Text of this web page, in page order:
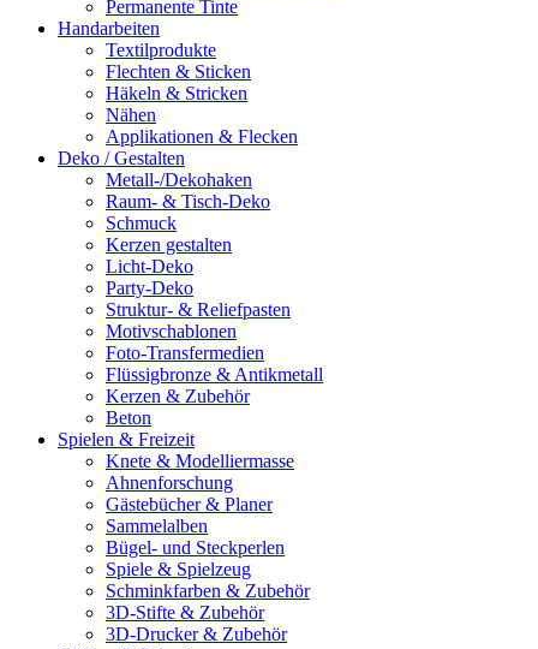
Permanente Tinte
Handarbeiten
Textilprodukte
Flechten & Sticken
Häkeln & Stricken
Nähen
Applikationen & Flecken
Deko / Gestalten
Metall-/Dekohaken
Raum- & Tisch-Deko
Schmuck
Kerzen gestalten
Licht-Deko
Party-Deko
Struktur- & Reliefpasten
Motivschablonen
Foto-Transfermedien
Flüssigbronze & Antikmetall
Kerzen & Zubehör
Beton
Spielen & Freizeit
Knete & Modelliermasse
Ahnenforschung
Gästebücher & Planer
Sammelalben
Bügel- und Steckperlen
Spiele & Spielzeug
Schminkfarben & Zubehör
3D-Stifte & Zubehör
3D-Drucker & Zubehör